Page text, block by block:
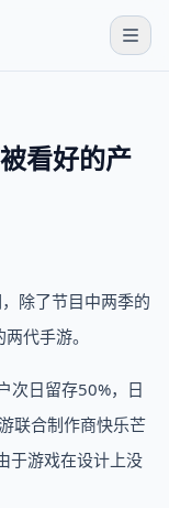
看好的产
除了节目中两季的
代手游。
次日留存50%，日
联合制作商快乐芒
于游戏在设计上没